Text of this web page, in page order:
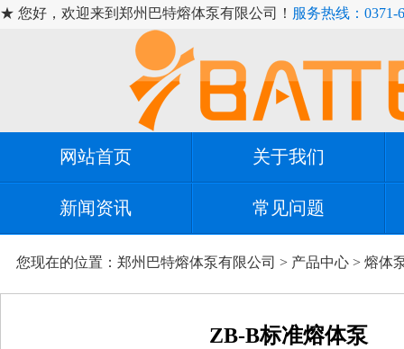
★ 您好，欢迎来到郑州巴特熔体泵有限公司！ 服务热线：0371-
网站首页 关于我们
新闻资讯 常见问题
您现在的位置： 郑州巴特熔体泵有限公司 > 产品中心 > 熔体
ZB-B标准熔体泵